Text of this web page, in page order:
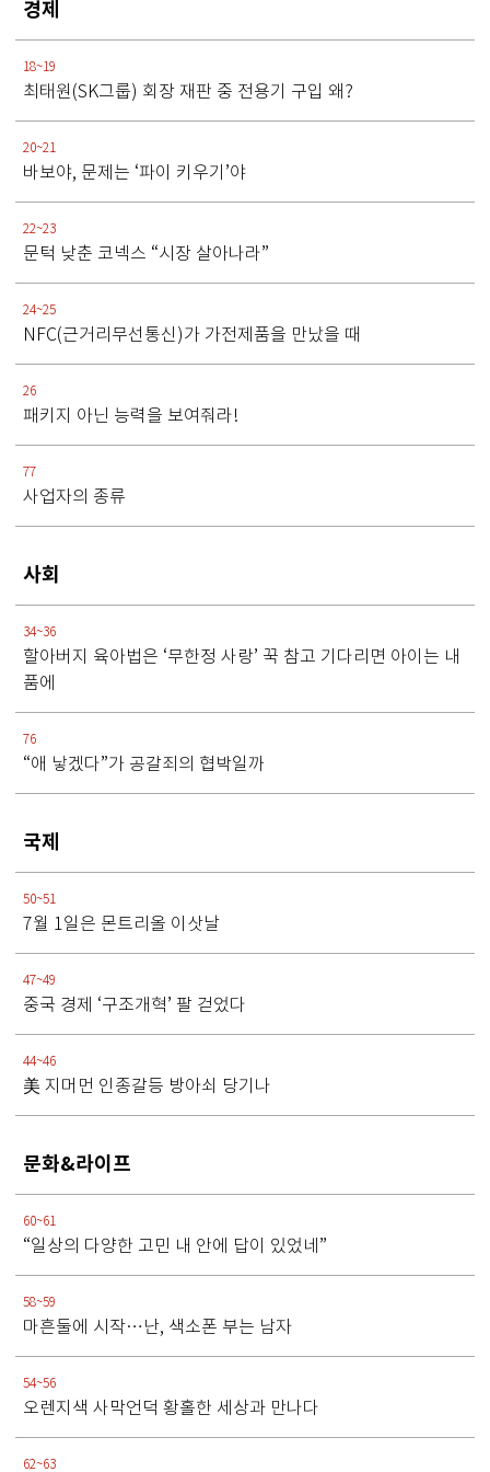
경제
18~19
최태원(SK그룹) 회장 재판 중 전용기 구입 왜?
20~21
바보야, 문제는 ‘파이 키우기’야
22~23
문턱 낮춘 코넥스 “시장 살아나라”
24~25
NFC(근거리무선통신)가 가전제품을 만났을 때
26
패키지 아닌 능력을 보여줘라!
77
사업자의 종류
사회
34~36
할아버지 육아법은 ‘무한정 사랑’ 꾹 참고 기다리면 아이는 내
품에
76
“애 낳겠다”가 공갈죄의 협박일까
국제
50~51
7월 1일은 몬트리올 이삿날
47~49
중국 경제 ‘구조개혁’ 팔 걷었다
44~46
美 지머먼 인종갈등 방아쇠 당기나
문화&라이프
60~61
“일상의 다양한 고민 내 안에 답이 있었네”
58~59
마흔둘에 시작…난, 색소폰 부는 남자
54~56
오렌지색 사막언덕 황홀한 세상과 만나다
62~63